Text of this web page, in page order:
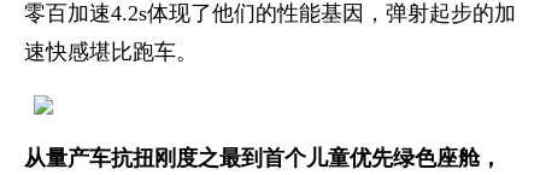
零百加速4.2s体现了他们的性能基因，弹射起步的加
速快感堪比跑车。
从量产车抗扭刚度之最到首个儿童优先绿色座舱，